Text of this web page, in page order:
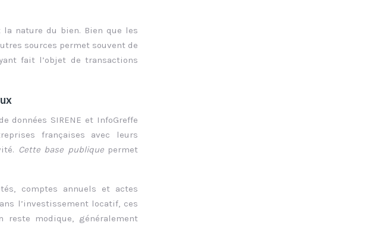
nature du bien. Bien que les
sources permet souvent de
fait l’objet de transactions
données SIRENE et InfoGreffe
françaises avec leurs
Cette base publique permet
comptes annuels et actes
l’investissement locatif, ces
reste modique, généralement